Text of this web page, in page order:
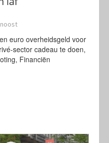
euro overheidsgeld voor
sector cadeau te doen,
Financiën